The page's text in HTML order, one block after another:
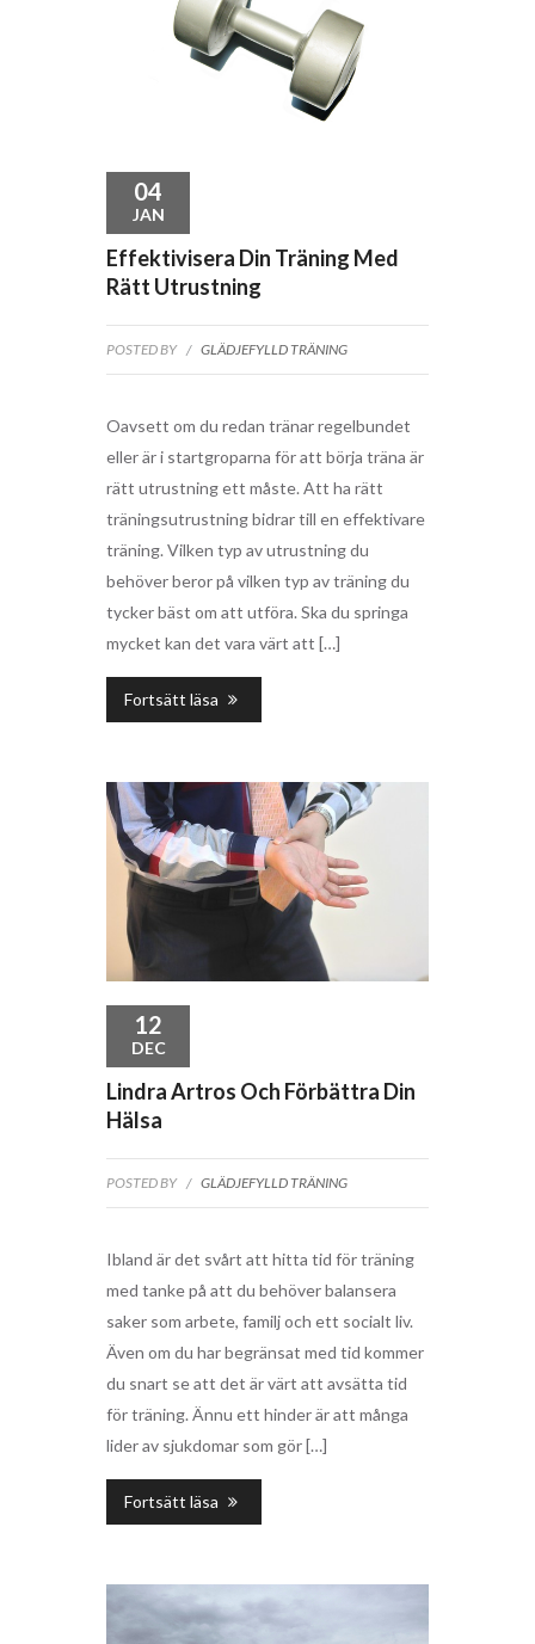
04
JAN
Effektivisera Din Träning Med
Rätt Utrustning
POSTED BY / GLÄDJEFYLLD TRÄNING
Oavsett om du redan tränar regelbundet
eller är i startgroparna för att börja träna är
rätt utrustning ett måste. Att ha rätt
träningsutrustning bidrar till en effektivare
träning. Vilken typ av utrustning du
behöver beror på vilken typ av träning du
tycker bäst om att utföra. Ska du springa
mycket kan det vara värt att […]
Fortsätt läsa
12
DEC
Lindra Artros Och Förbättra Din
Hälsa
POSTED BY / GLÄDJEFYLLD TRÄNING
Ibland är det svårt att hitta tid för träning
med tanke på att du behöver balansera
saker som arbete, familj och ett socialt liv.
Även om du har begränsat med tid kommer
du snart se att det är värt att avsätta tid
för träning. Ännu ett hinder är att många
lider av sjukdomar som gör […]
Fortsätt läsa